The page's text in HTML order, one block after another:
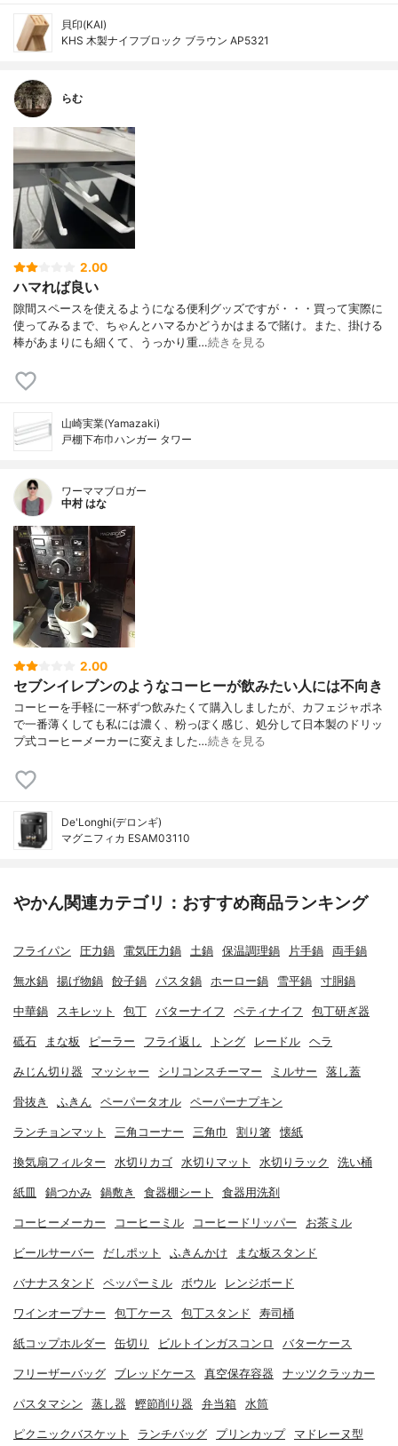
貝印(KAI)
KHS 木製ナイフブロック ブラウン AP5321
らむ
2.00
ハマれば良い
隙間スペースを使えるようになる便利グッズですが・・・買って実際に
使ってみるまで、ちゃんとハマるかどうかはまるで賭け。また、掛ける
棒があまりにも細くて、うっかり重…続きを見る
山崎実業(Yamazaki)
戸棚下布巾ハンガー タワー
ワーママブロガー
中村 はな
2.00
セブンイレブンのようなコーヒーが飲みたい人には不向き
コーヒーを手軽に一杯ずつ飲みたくて購入しましたが、カフェジャポネ
で一番薄くしても私には濃く、粉っぽく感じ、処分して日本製のドリッ
プ式コーヒーメーカーに変えました…続きを見る
De'Longhi(デロンギ)
マグニフィカ ESAM03110
やかん関連カテゴリ：おすすめ商品ランキング
フライパン 圧力鍋 電気圧力鍋 土鍋 保温調理鍋 片手鍋 両手鍋
無水鍋 揚げ物鍋 餃子鍋 パスタ鍋 ホーロー鍋 雪平鍋 寸胴鍋
中華鍋 スキレット 包丁 バターナイフ ペティナイフ 包丁研ぎ器
砥石 まな板 ピーラー フライ返し トング レードル ヘラ
みじん切り器 マッシャー シリコンスチーマー ミルサー 落し蓋
骨抜き ふきん ペーパータオル ペーパーナプキン
ランチョンマット 三角コーナー 三角巾 割り箸 懐紙
換気扇フィルター 水切りカゴ 水切りマット 水切りラック 洗い桶
紙皿 鍋つかみ 鍋敷き 食器棚シート 食器用洗剤
コーヒーメーカー コーヒーミル コーヒードリッパー お茶ミル
ビールサーバー だしポット ふきんかけ まな板スタンド
バナナスタンド ペッパーミル ボウル レンジボード
ワインオープナー 包丁ケース 包丁スタンド 寿司桶
紙コップホルダー 缶切り ビルトインガスコンロ バターケース
フリーザーバッグ ブレッドケース 真空保存容器 ナッツクラッカー
パスタマシン 蒸し器 鰹節削り器 弁当箱 水筒
ピクニックバスケット ランチバッグ プリンカップ マドレーヌ型